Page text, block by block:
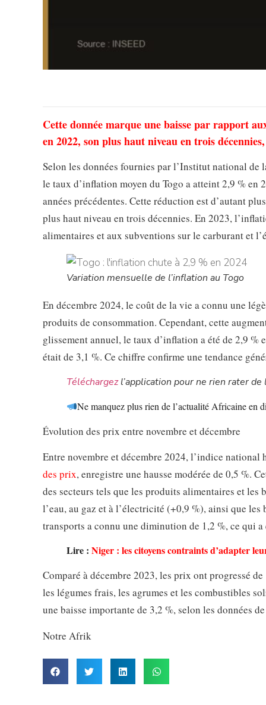
Cette donnée marque une baisse par rapport
en 2022, son plus haut niveau en trois
Selon les données fournies par l’Institut national de
le taux d’inflation moyen du Togo a atteint 2,9 % en
années précédentes. Cette réduction est d’autant
plus haut niveau en trois décennies. En 2023,
alimentaires et aux subventions sur le carburant et
Variation mensuelle de l’inflation au Togo
En décembre 2024, le coût de la vie a connu une
produits de consommation. Cependant, cette
glissement annuel, le taux d’inflation a été de 2,9
était de 3,1 %. Ce chiffre confirme une tendance
Téléchargezl’application pour ne rien rater de
Ne manquez plus rien de l’actualité Africaine en
Évolution des prix entre novembre et décembre
Entre novembre et décembre 2024, l’indice
des prix, enregistre une hausse modérée de 0,5 %.
des secteurs tels que les produits alimentaires et les
l’eau, au gaz et à l’électricité (+0,9 %), ainsi que
transports a connu une diminution de 1,2 %, ce qui
Lire : Niger : les citoyens contraints d’adapter
Comparé à décembre 2023, les prix ont progressé
les légumes frais, les agrumes et les combustibles
une baisse importante de 3,2 %, selon les données
Notre Afrik